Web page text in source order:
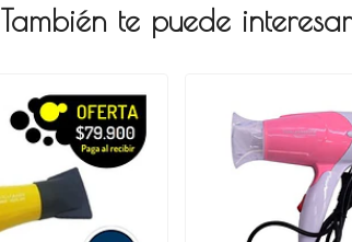
También te puede interesar